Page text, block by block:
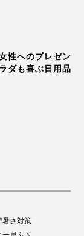
チェリースト
におすすめで
重み、ゴロゴロ
性へのプレゼン
ダも喜ぶ日用品
暑さ対策